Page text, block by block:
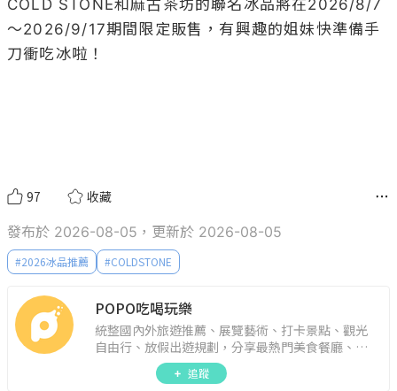
COLD STONE和麻古茶坊的聯名冰品將在2026/8/7
～2026/9/17期間限定販售，有興趣的姐妹快準備手
刀衝吃冰啦！
97 收藏
發布於 2026-08-05，更新於 2026-08-05
#2026冰品推薦 #COLDSTONE
POPO吃喝玩樂
統整國內外旅遊推薦、展覽藝術、打卡景點、觀光
自由行、放假出遊規劃，分享最熱門美食餐廳、約
會聚餐、人氣甜點、速食手搖飲、3C科技、心理測
驗、星座運勢、生活雜貨、吃喝玩樂實用資訊。
追蹤